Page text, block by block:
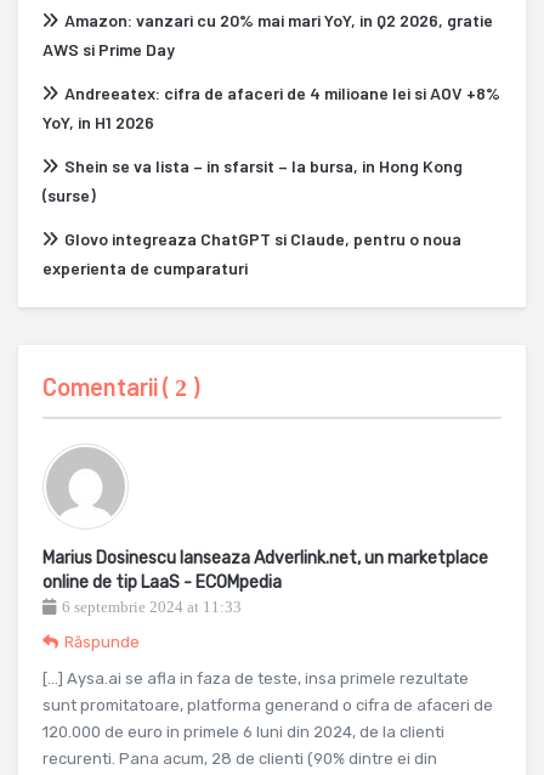
Amazon: vanzari cu 20% mai mari YoY, in Q2 2026, gratie
AWS si Prime Day
Andreeatex: cifra de afaceri de 4 milioane lei si AOV +8%
YoY, in H1 2026
Shein se va lista – in sfarsit – la bursa, in Hong Kong
(surse)
Glovo integreaza ChatGPT si Claude, pentru o noua
experienta de cumparaturi
Comentarii ( 2 )
Marius Dosinescu lanseaza Adverlink.net, un marketplace
online de tip LaaS - ECOMpedia
6 septembrie 2024 at 11:33
Răspunde
[…] Aysa.ai se afla in faza de teste, insa primele rezultate
sunt promitatoare, platforma generand o cifra de afaceri de
120.000 de euro in primele 6 luni din 2024, de la clienti
recurenti. Pana acum, 28 de clienti (90% dintre ei din